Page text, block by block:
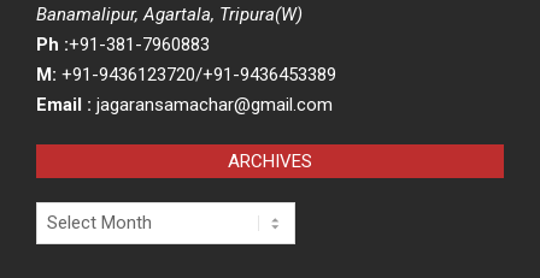
Banamalipur, Agartala, Tripura(W)
Ph :+91-381-7960883
M: +91-9436123720/+91-9436453389
Email : jagaransamachar@gmail.com
ARCHIVES
Archives